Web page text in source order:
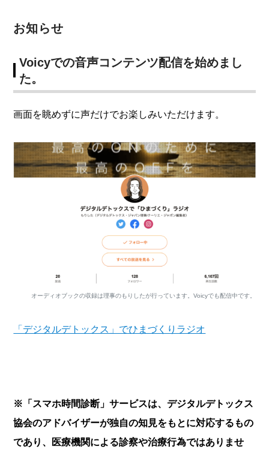
お知らせ
Voicyでの音声コンテンツ配信を始めまし
た。
画面を眺めずに声だけでお楽しみいただけます。
オーディオブックの収録は理事のもりしたが行っています。Voicyでも配信中です。
「デジタルデトックス」でひまづくりラジオ
※「スマホ時間診断」サービスは、デジタルデトックス
協会のアドバイザーが独自の知見をもとに対応するもの
であり、医療機関による診察や治療行為ではありませ